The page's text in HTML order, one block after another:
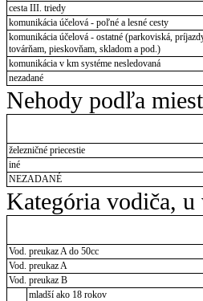
cesta III. triedy
komunikácia účelová - poľné a lesné cesty
komunikácia účelová - ostatné (parkoviská,
továrňam, pieskovňam, skladom a pod.)
komunikácia v km systéme nesledovaná
nezadané
Nehody podľa
železničné priecestie
iné
NEZADANÉ
Kategória vodiča,
Vod. preukaz A do 50cc
Vod. preukaz A
Vod. preukaz B
mladší ako 18 rokov